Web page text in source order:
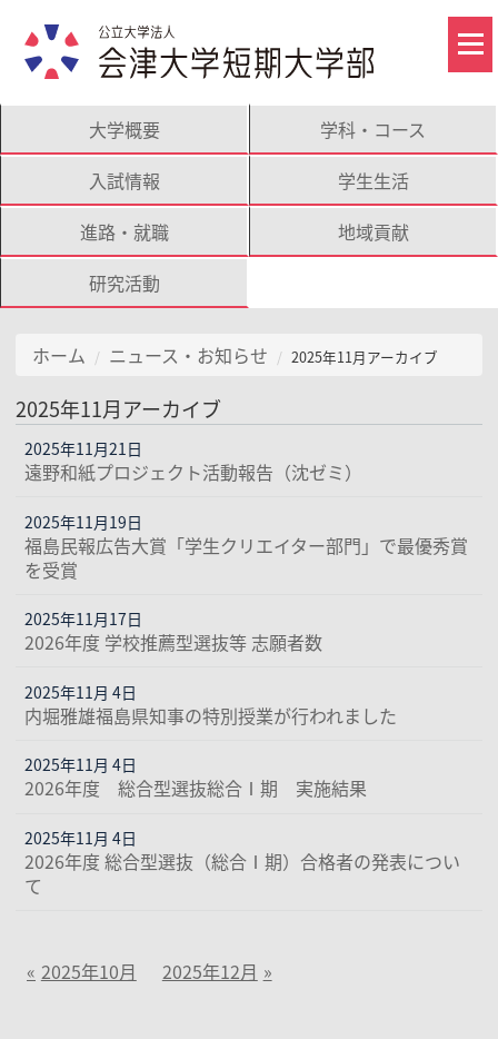
大学概要
学科・コース
入試情報
学生生活
進路・就職
地域貢献
研究活動
ホーム ニュース・お知らせ 2025年11月アーカイブ
2025年11月アーカイブ
2025年11月21日
遠野和紙プロジェクト活動報告（沈ゼミ）
2025年11月19日
福島民報広告大賞「学生クリエイター部門」で最優秀賞
を受賞
2025年11月17日
2026年度 学校推薦型選抜等 志願者数
2025年11月 4日
内堀雅雄福島県知事の特別授業が行われました
2025年11月 4日
2026年度 総合型選抜総合Ⅰ期 実施結果
2025年11月 4日
2026年度 総合型選抜（総合Ⅰ期）合格者の発表につい
て
2025年10月 2025年12月